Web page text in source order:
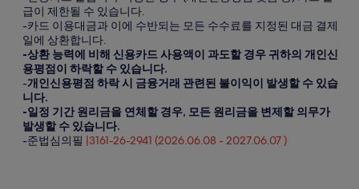
급이 제한될 수 있습니다.
-카드 이용대금과 이에 수반되는 모든 수수료를 지정된 대금 결제
일에 상환합니다.
-상환 능력에 비해 신용카드 사용액이 과도할 경우 귀하의 개인신
용평점이 하락할 수 있습니다.
-개인신용평점 하락 시 금융거래 관련된 불이익이 발생할 수 있습
니다.
-일정 기간 원리금을 연체할 경우, 모든 원리금을 변제할 의무가
발생할 수 있습니다.
-준법심의필 |3161-26-2941 (2026.06.08 - 2027.06.07 )